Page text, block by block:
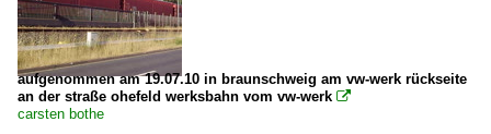
Deutschland
Dampfloks
BR 50 DB 050-053 ·DB-Umbau·
aufgenommen am 19.07.10 in braunschweig am vw-werk rückseite
an der straße ohefeld werksbahn vom vw-werk 
carsten bothe